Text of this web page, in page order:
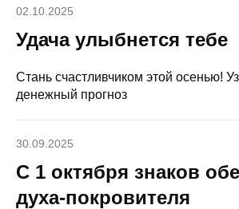
02.10.2025
Удача улыбнется тебе
Стань счастливчиком этой осенью!
денежный прогноз
30.09.2025
С 1 октября знаков
духа-покровителя